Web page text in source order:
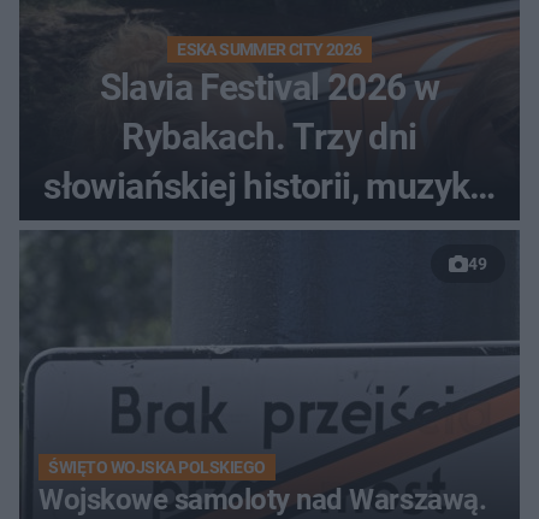
ESKA SUMMER CITY 2026
Slavia Festival 2026 w
Rybakach. Trzy dni
słowiańskiej historii, muzyki i
relaksu nad Jeziorem
49
ŚWIĘTO WOJSKA POLSKIEGO
Wojskowe samoloty nad Warszawą.